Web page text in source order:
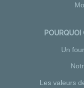
POURQUOI
Un
Les valeurs